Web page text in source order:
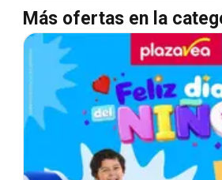
Más ofertas en la